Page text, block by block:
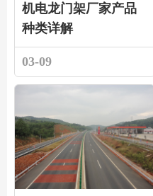
机电龙门架厂家产品
种类详解
03-09